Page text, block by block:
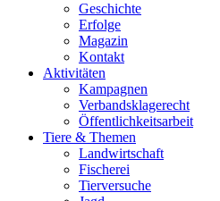
Geschichte
Erfolge
Magazin
Kontakt
Aktivitäten
Kampagnen
Verbandsklagerecht
Öffentlichkeitsarbeit
Tiere & Themen
Landwirtschaft
Fischerei
Tierversuche